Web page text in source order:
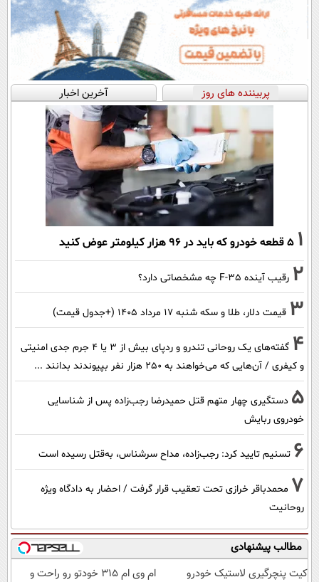
پربیننده های روز آخرین اخبار
1 ۵ قطعه خودرو که باید در ۹۶ هزار کیلومتر عوض کنید
2 رقیب آینده F-35 چه مشخصاتی دارد؟
3 قیمت دلار، طلا و سکه شنبه ۱۷ مرداد ۱۴۰۵ (+جدول قیمت)
4
گفته‌های یک روحانی تندرو و ردپای بیش از ۳ یا ۴ جرم جدی امنیتی
و کیفری / آن‌هایی که می‌خواهند به ۲۵۰ هزار نفر بپیوندند بدانند ...
5 دستگیری چهار متهم قتل حمیدرضا رجب‌زاده پس از شناسایی
خودروی ربایش
6 تسنیم تایید کرد: رجب‌زاده، مداح سرشناس، به‌قتل رسیده است
7 محمدباقر خرازی تحت تعقیب قرار گرفت / احضار به دادگاه ویژه
روحانیت
مطالب پیشنهادی
کیت پنچرگیری لاستیک خودرو
ام وی ام 315 خودتو رو راحت و